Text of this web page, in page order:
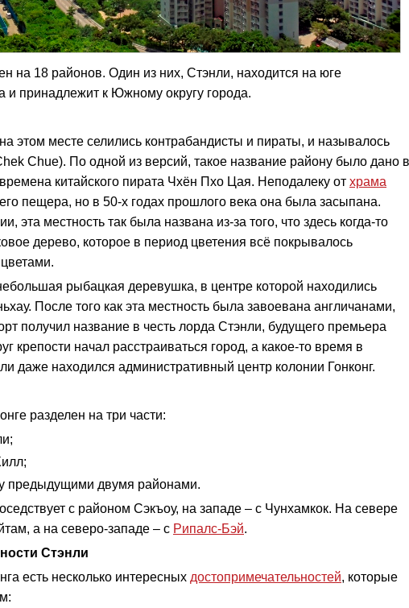
на 18 районов. Один из них, Стэнли, находится на юге
и принадлежит к Южному округу города.
этом месте селились контрабандисты и пираты, и называлось
Chue). По одной из версий, такое название району было дано в
времена китайского пирата Чхён Пхо Цая. Неподалеку от храма
пещера, но в 50-х годах прошлого века она была засыпана.
эта местность так была названа из-за того, что здесь когда-то
дерево, которое в период цветения всё покрывалось
рыбацкая деревушка, в центре которой находились
После того как эта местность была завоевана англичанами,
получил название в честь лорда Стэнли, будущего премьера
крепости начал расстраиваться город, а какое-то время в
даже находился административный центр колонии Гонконг.
разделен на три части:
предыдущими двумя районами.
с районом Сэкъоу, на западе – с Чунхамкок. На севере
а на северо-западе – с Рипалс-Бэй.
Стэнли
есть несколько интересных достопримечательностей, которые